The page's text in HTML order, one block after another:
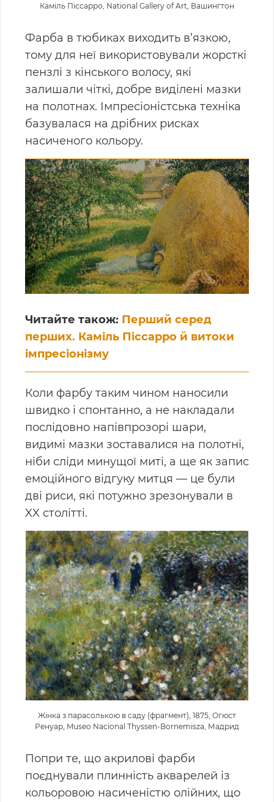
Каміль Піссарро, National Gallery of Art, Вашингтон
Фарба в тюбиках виходить в’язкою,
тому для неї використовували жорсткі
пензлі з кінського волосу, які
залишали чіткі, добре виділені мазки
на полотнах. Імпресіоністська техніка
базувалася на дрібних рисках
насиченого кольору.
Читайте також: Перший серед
перших. Каміль Піссарро й витоки
імпресіонізму
Коли фарбу таким чином наносили
швидко і спонтанно, а не накладали
послідовно напівпрозорі шари,
видимі мазки зоставалися на полотні,
ніби сліди минущої миті, а ще як запис
емоційного відгуку митця — це були
дві риси, які потужно зрезонували в
XX столітті.
Жінка з парасолькою в саду (фрагмент), 1875, Огюст
Ренуар, Museo Nacional Thyssen-Bornemisza, Мадрид
Попри те, що акрилові фарби
поєднували плинність акварелей із
кольоровою насиченістю олійних, що